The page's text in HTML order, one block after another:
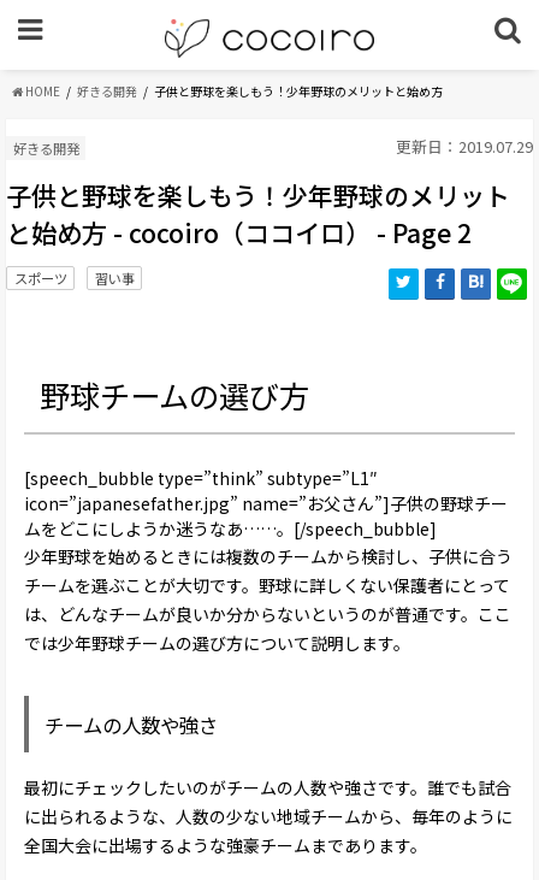
HOME 好きる開発 子供と野球を楽しもう！少年野球のメリットと始め方
好きる開発 更新日：2019.07.29
子供と野球を楽しもう！少年野球のメリット
と始め方 - cocoiro（ココイロ） - Page 2
スポーツ 習い事
野球チームの選び方
[speech_bubble type=”think” subtype=”L1″
icon=”japanesefather.jpg” name=”お父さん”]子供の野球チー
ムをどこにしようか迷うなあ……。[/speech_bubble]
少年野球を始めるときには複数のチームから検討し、子供に合う
チームを選ぶことが大切です。野球に詳しくない保護者にとって
は、どんなチームが良いか分からないというのが普通です。ここ
では少年野球チームの選び方について説明します。
チームの人数や強さ
最初にチェックしたいのがチームの人数や強さです。誰でも試合
に出られるような、人数の少ない地域チームから、毎年のように
全国大会に出場するような強豪チームまであります。